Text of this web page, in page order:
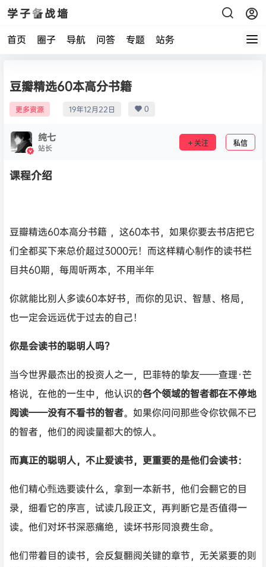
学子备战墙
首页 圈子 导航 问答 专题 站务
豆瓣精选60本高分书籍
更多资源 19年12月22日 0
纯七
站长 关注 私信
课程介绍
豆瓣精选60本高分书籍 ，这60本书，如果你要去书店把它
们全都买下来总价超过3000元！而这样精心制作的读书栏
目共60期，每周听两本，不用半年
你就能比别人多读60本好书，而你的见识、智慧、格局，
也一定会远远优于过去的自己！
你是会读书的聪明人吗？
当今世界最杰出的投资人之一，巴菲特的挚友——查理·芒
格说，在他的一生中，他认识的各个领域的智者都在不停地
阅读——没有不看书的智者。如果你问问那些令你钦佩不已
的智者，他们的阅读量都大的惊人。
而真正的聪明人，不止爱读书，更重要的是他们会读书：
他们精心甄选要读什么，拿到一本新书，他们会翻它的目
录，细看它的序言，试读几段正文，再判断它是否值得一
读。他们对坏书深恶痛绝，读坏书形同浪费生命。
他们带着目的读书，会反复翻阅关键的章节，无关紧要的则